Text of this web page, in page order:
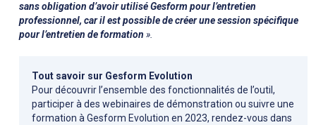
sans obligation d’avoir utilisé Gesform pour l’entretien
professionnel, car il est possible de créer une session spécifique
pour l’entretien de formation ».
Tout savoir sur Gesform Evolution
Pour découvrir l’ensemble des fonctionnalités de l’outil,
participer à des webinaires de démonstration ou suivre une
formation à Gesform Evolution en 2023, rendez-vous dans